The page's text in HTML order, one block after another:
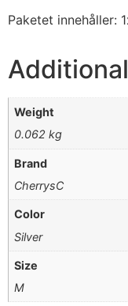
Paketet innehåller:
Weight
0.062 kg
Brand
CherrysC
Color
Silver
Size
M